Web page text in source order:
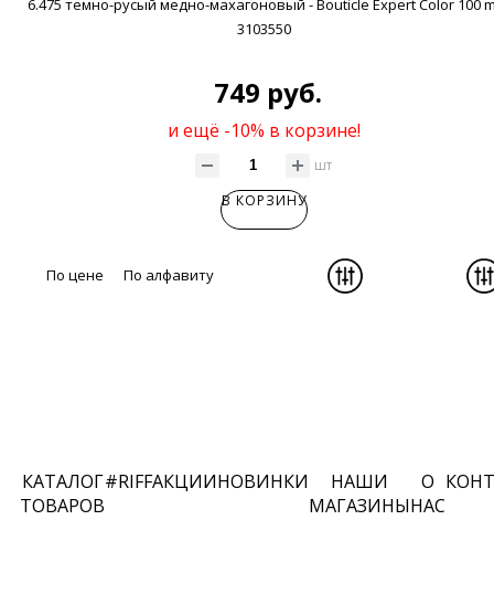
6.475 темно-русый медно-махагоновый - Bouticle Expert Color 100
3103550
749 руб.
и ещё -10% в корзине!
шт
В КОРЗИНУ
По цене По алфавиту
КАТАЛОГ
ТОВАРОВ
#RIFFАКЦИИНОВИНКИ
НАШИ
МАГАЗИНЫ
О
НАС